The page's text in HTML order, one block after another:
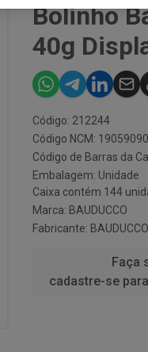
Bolinho
40g
Código: 212244
Código NCM: 19059090
Código de Barras da
Embalagem: Unidade
Caixa contém 144
Marca: BAUDUCCO
Fabricante: BAUDUCCO
Faça
cadastre-se